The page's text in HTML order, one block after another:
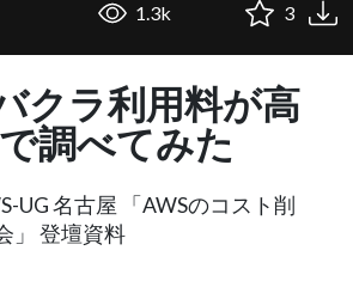
1.3k 3
クラ利用料が高
調べてみた
UG 名古屋 「AWSのコスト削
」 登壇資料